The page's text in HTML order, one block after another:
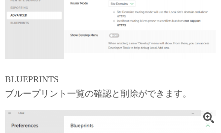
BLUEPRINTS
ブループリント一覧の確認と削除ができます。